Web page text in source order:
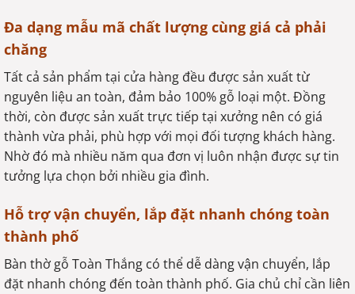
Đa dạng mẫu mã chất lượng cùng giá cả phải
chăng
Tất cả sản phẩm tại cửa hàng đều được sản xuất từ
nguyên liệu an toàn, đảm bảo 100% gỗ loại một. Đồng
thời, còn được sản xuất trực tiếp tại xưởng nên có giá
thành vừa phải, phù hợp với mọi đối tượng khách hàng.
Nhờ đó mà nhiều năm qua đơn vị luôn nhận được sự tin
tưởng lựa chọn bởi nhiều gia đình.
Hỗ trợ vận chuyển, lắp đặt nhanh chóng toàn
thành phố
Bàn thờ gỗ Toàn Thắng có thể dễ dàng vận chuyển, lắp
đặt nhanh chóng đến toàn thành phố. Gia chủ chỉ cần liên